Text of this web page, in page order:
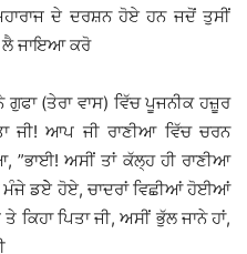
ਦੇ ਦਰਸ਼ਨ ਹੋਏ ਹਨ ਜਦੋਂ ਤੁਸੀਂ
ਲੈ ਜਾਇਆ ਕਰੋ
(ਤੇਰਾ ਵਾਸ) ਵਿੱਚ ਪੂਜਨੀਕ ਹਜ਼ੂਰ
ਜੀ! ਆਪ ਜੀ ਰਾਣੀਆ ਵਿੱਚ ਚਰਨ
”ਭਾਈ! ਅਸੀਂ ਤਾਂ ਕੱਲ੍ਹ ਹੀ ਰਾਣੀਆ
ਮੰਜੇ ਡਏੇ ਹੋਏ, ਚਾਦਰਾਂ ਵਿਛੀਆਂ ਹੋਈਆਂ
ਪਿਤਾ ਜੀ, ਅਸੀਂ ਭੁੱਲ ਜਾਨੇ ਹਾਂ,